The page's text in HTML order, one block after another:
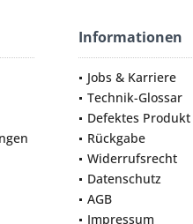
Informationen
Jobs & Karriere
Technik-Glossar
Defektes Produkt
Rückgabe
Widerrufsrecht
Datenschutz
AGB
Impressum